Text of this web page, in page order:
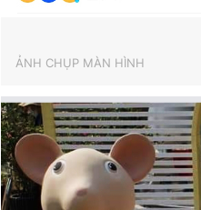
ẢNH CHỤP MÀN HÌNH